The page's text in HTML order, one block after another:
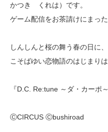
かつき くれは）です。
ゲーム配信をお茶請けにまっ
しんしんと桜の舞う春の日に、
こそばゆい恋物語のはじまり
『D.C. Re:tune ～ダ・カーポ
ⒸCIRCUS Ⓒbushiroad